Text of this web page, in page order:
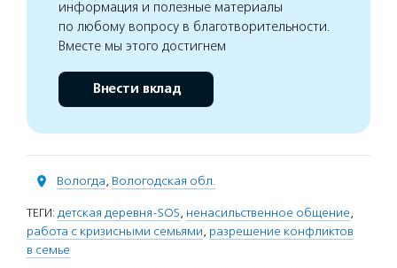
информация и полезные материалы
по любому вопросу в благотворительности.
Вместе мы этого достигнем
Внести вклад
Вологда, Вологодская обл.
ТЕГИ: детская деревня-SOS, ненасильственное общение,
работа с кризисными семьями, разрешение конфликтов
в семье